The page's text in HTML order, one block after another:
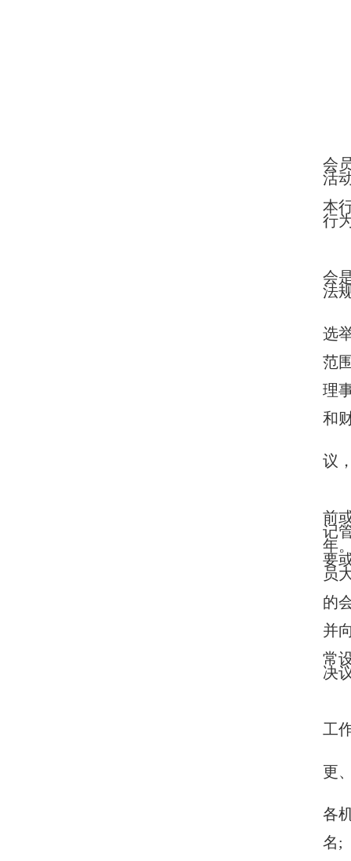
会
活
本
行
会
法
选
范
理
和
议
前
记
年
要
员
的
并
常
决
工
更
各
名;